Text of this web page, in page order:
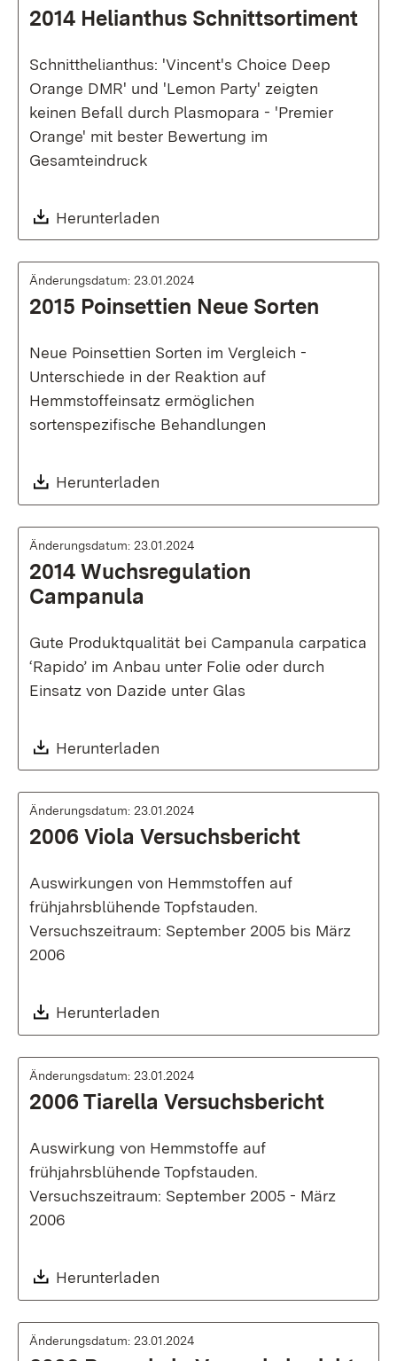
2014 Helianthus Schnittsortiment
Schnitthelianthus: 'Vincent's Choice Deep
Orange DMR' und 'Lemon Party' zeigten
keinen Befall durch Plasmopara - 'Premier
Orange' mit bester Bewertung im
Gesamteindruck
Download:
Herunterladen
Änderungsdatum: 23.01.2024
2015 Poinsettien Neue Sorten
Neue Poinsettien Sorten im Vergleich -
Unterschiede in der Reaktion auf
Hemmstoffeinsatz ermöglichen
sortenspezifische Behandlungen
Download:
Herunterladen
Änderungsdatum: 23.01.2024
2014 Wuchsregulation
Campanula
Gute Produktqualität bei Campanula carpatica
‘Rapido’ im Anbau unter Folie oder durch
Einsatz von Dazide unter Glas
Download:
Herunterladen
Änderungsdatum: 23.01.2024
2006 Viola Versuchsbericht
Auswirkungen von Hemmstoffen auf
frühjahrsblühende Topfstauden.
Versuchszeitraum: September 2005 bis März
2006
Download:
Herunterladen
Änderungsdatum: 23.01.2024
2006 Tiarella Versuchsbericht
Auswirkung von Hemmstoffe auf
frühjahrsblühende Topfstauden.
Versuchszeitraum: September 2005 - März
2006
Download:
Herunterladen
Änderungsdatum: 23.01.2024